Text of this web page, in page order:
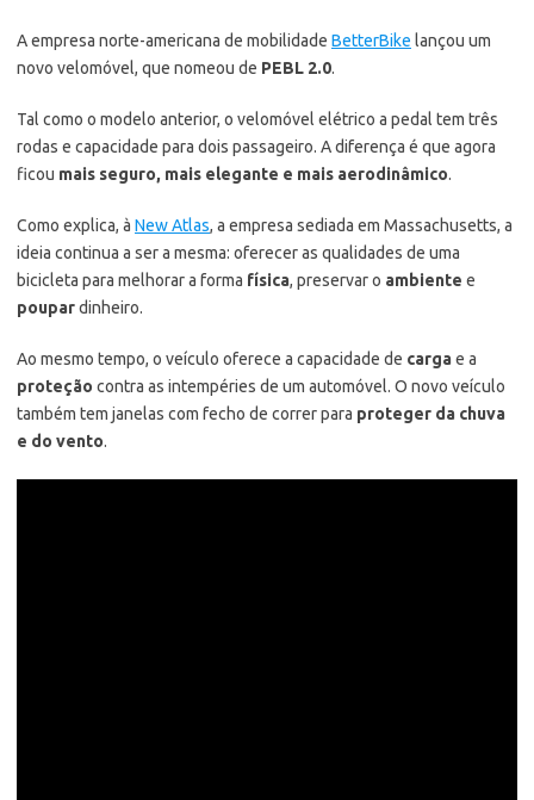
A empresa norte-americana de mobilidade BetterBike lançou um
novo velomóvel, que nomeou de PEBL 2.0.
Tal como o modelo anterior, o velomóvel elétrico a pedal tem três
rodas e capacidade para dois passageiro. A diferença é que agora
ficou mais seguro, mais elegante e mais aerodinâmico.
Como explica, à New Atlas, a empresa sediada em Massachusetts, a
ideia continua a ser a mesma: oferecer as qualidades de uma
bicicleta para melhorar a forma física, preservar o ambiente e
poupardinheiro.
Ao mesmo tempo, o veículo oferece a capacidade de cargae a
proteção contra as intempéries de um automóvel. O novo veículo
também tem janelas com fecho de correr para proteger da chuva
e do vento.